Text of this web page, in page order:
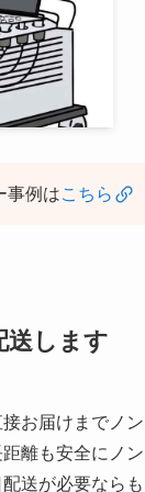
事例はこちら
送します
お届けまでノ
離も安全にノ
送が必要なら